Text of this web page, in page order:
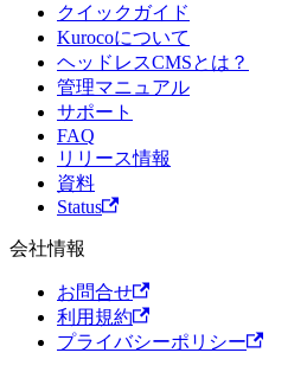
クイックガイド
Kurocoについて
ヘッドレスCMSとは？
管理マニュアル
サポート
FAQ
リリース情報
資料
Status
会社情報
お問合せ
利用規約
プライバシーポリシー